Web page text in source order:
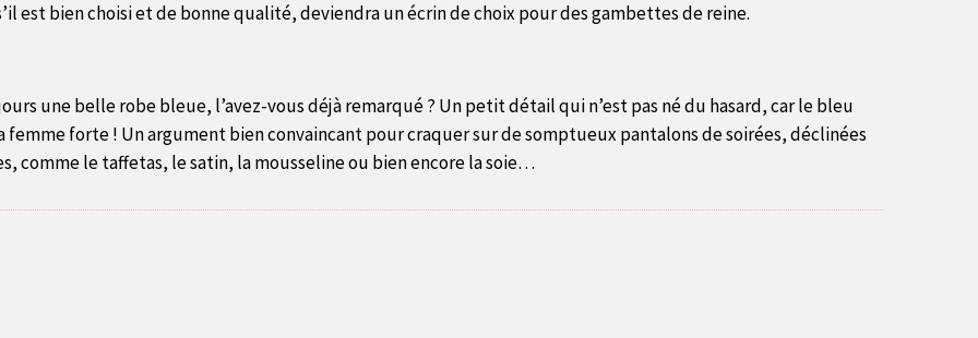
est bien choisi et de bonne qualité, deviendra un écrin de choix pour des gambettes de reine.
une belle robe bleue, l’avez-vous déjà remarqué ? Un petit détail qui n’est pas né du hasard, car le bleu
forte ! Un argument bien convaincant pour craquer sur de somptueux pantalons de soirées, déclinées
comme le taffetas, le satin, la mousseline ou bien encore la soie…